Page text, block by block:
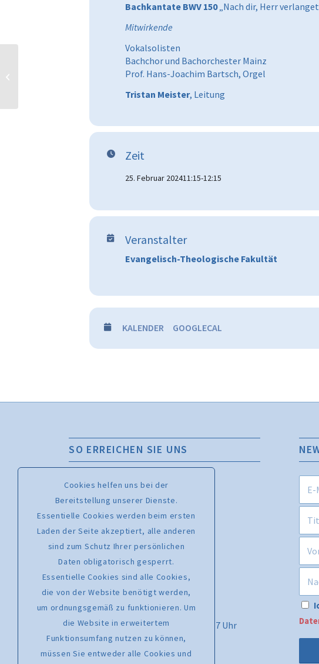
Bachkantate BWV 150„Nach dir, Herr
Mitwirkende
Vokalsolisten
Bachchor und Bachorchester Mainz
Prof. Hans-Joachim Bartsch, Orgel
Tristan Meister, Leitung
Zeit
25. Februar 202411:15-12:15
Veranstalter
Evangelisch-Theologische Fakultät
KALENDER GOOGLECAL
SO ERREICHEN SIE UNS
Chormanagement – Melanie Leising
Telefon: 0176 46760701
www.bachchormainz.de
www.facebook.com/bachchor.mz
info@bachchormainz.de
Kartenhotline: 06723 602170
Montag bis Freitag von 9.30 Uhr bis 17 Uhr
Kartenverkauf per E-Mail:
karten@tickets-fuer-rhein-main.de
Cookies helfen uns bei der
Bereitstellung unserer Dienste.
Essentielle Cookies werden beim ersten
Laden der Seite akzeptiert, alle anderen
sind zum Schutz Ihrer persönlichen
Daten obligatorisch gesperrt.
Essentielle Cookies sind alle Cookies,
die von der Website benötigt werden,
um ordnungsgemäß zu funktionieren. Um
die Website in erweitertem
Funktionsumfang nutzen zu können,
müssen Sie entweder alle Cookies und